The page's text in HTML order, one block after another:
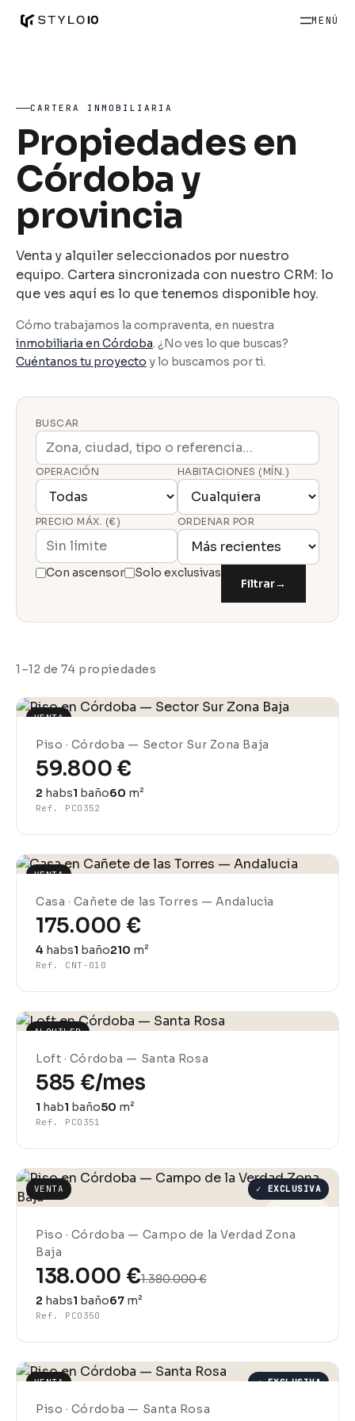
MENÚ
CARTERA INMOBILIARIA
Propiedades en
Córdoba y
provincia
Venta y alquiler seleccionados por nuestro
equipo. Cartera sincronizada con nuestro CRM: lo
que ves aquí es lo que tenemos disponible hoy.
Cómo trabajamos la compraventa, en nuestra
inmobiliaria en Córdoba. ¿No ves lo que buscas?
Cuéntanos tu proyecto y lo buscamos por ti.
BUSCAR
OPERACIÓN HABITACIONES (MÍN.)
PRECIO MÁX. (€) ORDENAR POR
Con ascensor Solo exclusivas
Filtrar→
1–12 de 74 propiedades
VENTA
Piso · Córdoba — Sector Sur Zona Baja
59.800 €
2 habs1 baño60 m²
Ref. PCO352
VENTA
Casa · Cañete de las Torres — Andalucia
175.000 €
4 habs1 baño210 m²
Ref. CNT-010
ALQUILER
Loft · Córdoba — Santa Rosa
585 €/mes
1 hab1 baño50 m²
Ref. PCO351
VENTA
✓ EXCLUSIVA
Piso · Córdoba — Campo de la Verdad Zona
Baja
138.000 €1.380.000 €
2 habs1 baño67 m²
Ref. PCO350
VENTA
✓ EXCLUSIVA
Piso · Córdoba — Santa Rosa